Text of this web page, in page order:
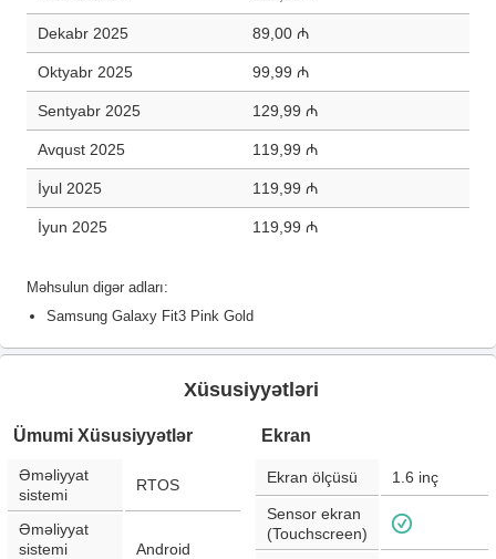
Dekabr 2025 89,00 ₼
Oktyabr 2025 99,99 ₼
Sentyabr 2025 129,99 ₼
Avqust 2025 119,99 ₼
İyul 2025 119,99 ₼
İyun 2025 119,99 ₼
Məhsulun digər adları:
Samsung Galaxy Fit3 Pink Gold
Xüsusiyyətləri
Ümumi Xüsusiyyətlər
Əməliyyat
sistemi
RTOS
Əməliyyat
sistemi
Android
Ekran
Ekran ölçüsü 1.6 inç
Sensor ekran
(Touchscreen)